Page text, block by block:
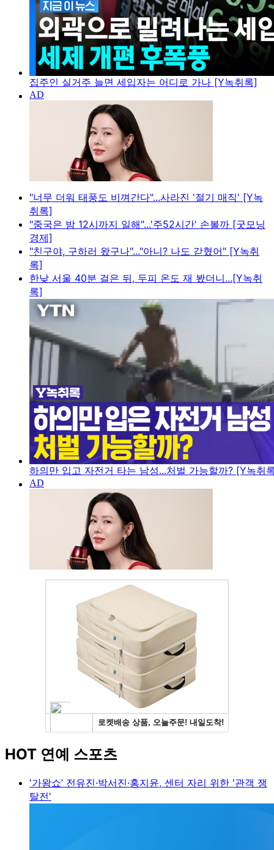
집주인 실거주 늘면 세입자는 어디로 가나 [Y녹취록]
"너무 더워 태풍도 비껴간다"...사라진 '절기 매직' [Y녹
취록]
"중국은 밤 12시까지 일해"...'주52시간' 손볼까 [굿모닝
경제]
"친구야, 구하러 왔구나"..."아니? 나도 갇혔어" [Y녹취
록]
한낮 서울 40분 걸은 뒤, 두피 온도 재 봤더니...[Y녹취
록]
하의만 입고 자전거 타는 남성...처벌 가능할까? [Y녹취
HOT 연예 스포츠
'가왕쇼’ 전유진·박서진·홍지윤, 센터 자리 위한 '관객 쟁
탈전'